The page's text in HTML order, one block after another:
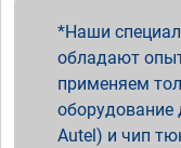
Наши
обладают
применяем
оборудование
Autel) и чип